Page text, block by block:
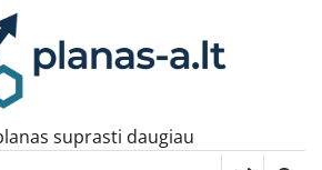
suprasti daugiau